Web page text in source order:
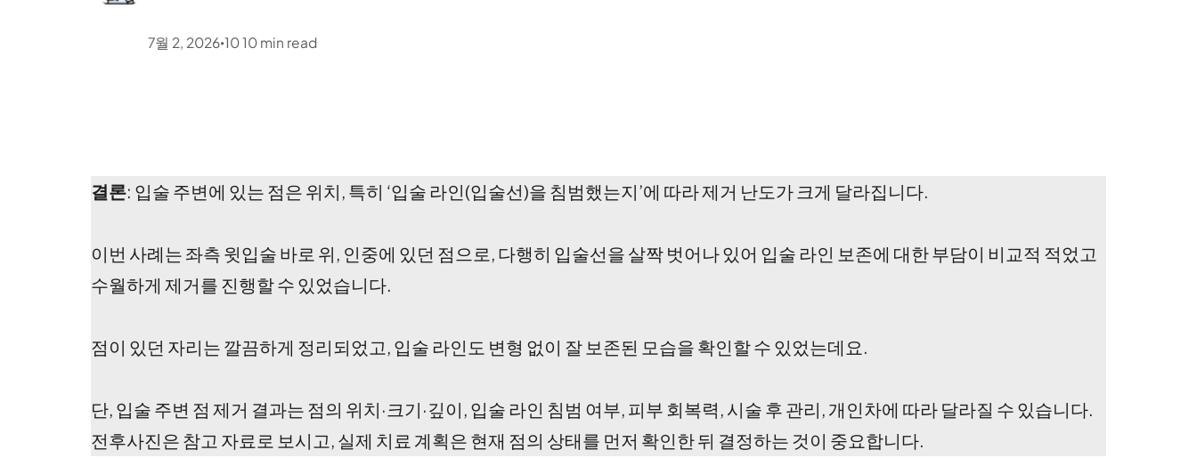
7월 2, 2026•1010 min read
결론: 입술 주변에 있는 점은 위치, 특히 ‘입술 라인(입술선)을 침범했는지’에 따라 제거 난도가 크게 달라집니다.
이번 사례는 좌측 윗입술 바로 위, 인중에 있던 점으로, 다행히 입술선을 살짝 벗어나 있어 입술 라인 보존에 대한 부담이 비교적 적었고
수월하게 제거를 진행할 수 있었습니다.
점이 있던 자리는 깔끔하게 정리되었고, 입술 라인도 변형 없이 잘 보존된 모습을 확인할 수 있었는데요.
단, 입술 주변 점 제거 결과는 점의 위치·크기·깊이, 입술 라인 침범 여부, 피부 회복력, 시술 후 관리, 개인차에 따라 달라질 수 있습니다.
전후사진은 참고 자료로 보시고, 실제 치료 계획은 현재 점의 상태를 먼저 확인한 뒤 결정하는 것이 중요합니다.